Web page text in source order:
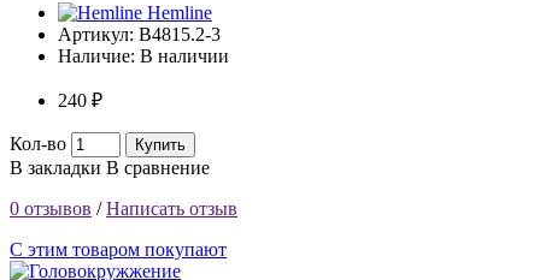
Hemline
Артикул: B4815.2-3
Наличие: В наличии
240 ₽
Кол-во Купить
В закладки В сравнение
0 отзывов /Написать отзыв
С этим товаром покупают